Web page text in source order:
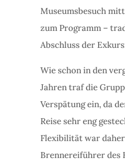
Museumsbesuch
zum Programm –
Abschluss der
Wie schon in den
Jahren traf die
Verspätung ein, da
Reise sehr eng
Flexibilität war
Brennereiführer des